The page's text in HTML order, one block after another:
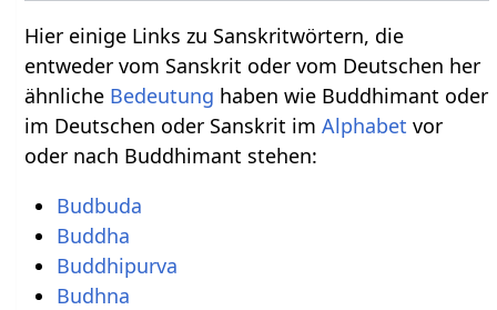
Hier einige Links zu Sanskritwörtern, die
entweder vom Sanskrit oder vom Deutschen her
ähnliche Bedeutung haben wie Buddhimant oder
im Deutschen oder Sanskrit imAlphabet vor
oder nach Buddhimant stehen:
Budbuda
Buddha
Buddhipurva
Budhna